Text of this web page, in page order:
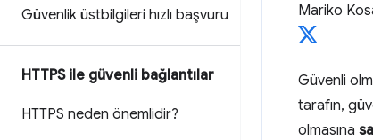
Güvenlik üstbilgileri hızlı başvuru
HTTPS ile güvenli bağlantılar
HTTPS neden önemlidir?
Mariko
Güvenli
tarafın,
olmasına